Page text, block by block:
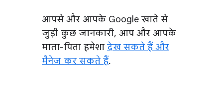
आपसे और आपके Google खाते से
जुड़ी कुछ जानकारी, आप और आपके
माता-पिता हमेशा देख सकते हैं और
मैनेज कर सकते हैं.